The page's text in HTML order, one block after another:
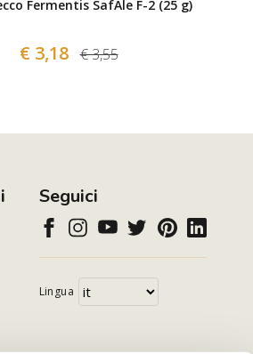
Fermentis SafAle F-2 (25 g)
€ 3,18 € 3,55
Seguici
Lingua